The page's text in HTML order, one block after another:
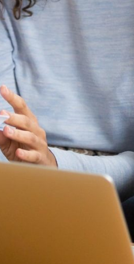
Empréstimos hipotecários
Casas manufacturadas e móveis
Linha de crédito de capital próprio
(HELOC)
Empréstimo HEAT
Empréstimo automóvel BayCoast
Pagamentos de empréstimos online
Outros serviços
Partners Insurance
Cartão Multibanco/Débito
Caixas automáticas interactivas (ITM)